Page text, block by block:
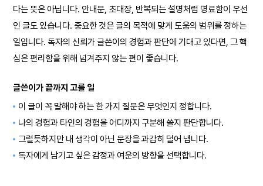
다는 뜻은 아닙니다. 안내문, 초대장, 반복되는 설명처럼 명료함이 우선
인 글도 있습니다. 중요한 것은 글의 목적에 맞게 도움의 범위를 정하는
일입니다. 독자의 신뢰가 글쓴이의 경험과 판단에 기대고 있다면, 그 핵
심은 편리함을 위해 넘겨주지 않는 편이 좋습니다.
글쓴이가 끝까지 고를 일
이 글이 꼭 말해야 하는 한 가지 질문은 무엇인지 정합니다.
나의 경험과 타인의 경험을 어디까지 구분해 쓸지 판단합니다.
그럴듯하지만 내 생각이 아닌 문장을 과감히 덜어 냅니다.
독자에게 남기고 싶은 감정과 여운의 방향을 선택합니다.